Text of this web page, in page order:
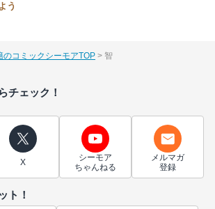
う
コミックシーモアTOP 智
チェック！
X
シーモア
ちゃんねる
メルマガ
登録
ト！